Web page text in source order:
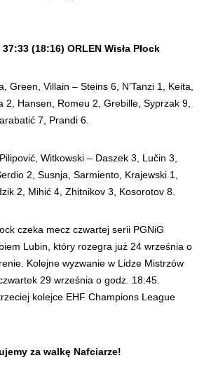
(18:16) ORLEN Wisła Płock
Green, Villain – Steins 6, N’Tanzi 1, Keita,
2, Hansen, Romeu 2, Grebille, Syprzak 9,
7, Prandi 6.
Pilipović, Witkowski – Daszek 3, Lučin 3,
2, Susnja, Sarmiento, Krajewski 1,
2, Mihić 4, Zhitnikov 3, Kosorotov 8.
czeka mecz czwartej serii PGNiG
Lubin, który rozegra już 24 września o
Kolejne wyzwanie w Lidze Mistrzów
29 września o godz. 18:45.
kolejce EHF Champions League
za walkę Nafciarze!